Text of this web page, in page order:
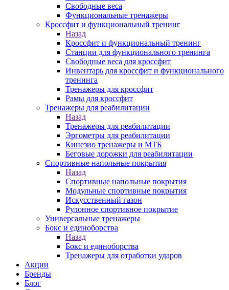
Свободные веса
Функциональные тренажеры
Кроссфит и функциональный тренинг
Назад
Кроссфит и функциональный тренинг
Станции для функционального тренинга
Свободные веса для кроссфит
Инвентарь для кроссфит и функционального
тренинга
Тренажеры для кроссфит
Рамы для кроссфит
Тренажеры для реабилитации
Назад
Тренажеры для реабилитации
Эргометры для реабилитации
Кинезио тренажеры и МТБ
Беговые дорожки для реабилитации
Спортивные напольные покрытия
Назад
Спортивные напольные покрытия
Модульные спортивные покрытия
Искусственный газон
Рулонное спортивное покрытие
Универсальные тренажеры
Бокс и единоборства
Назад
Бокс и единоборства
Тренажеры для отработки ударов
Акции
Бренды
Блог